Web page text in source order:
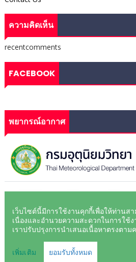
ความคิดเห็น
recentcomments
FACEBOOK
พยากรณ์อากาศ